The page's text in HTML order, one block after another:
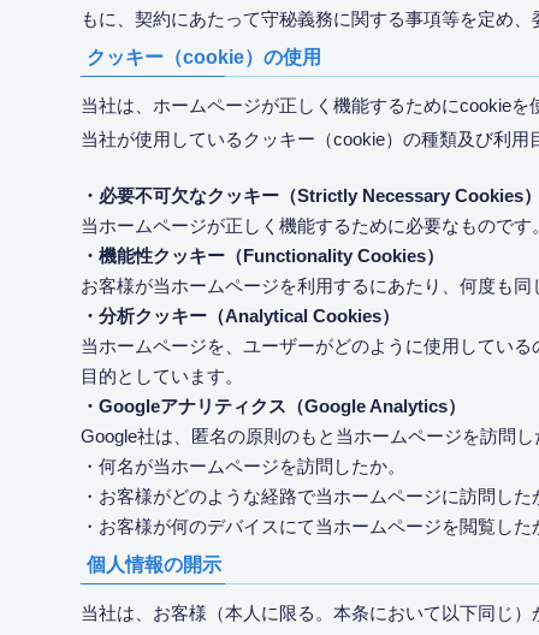
もに、契約にあたって守秘義務に関する事項等を定め
クッキー（cookie）の使用
当社は、ホームページが正しく機能するためにcookie
当社が使用しているクッキー（cookie）の種類及び利用
・必要不可欠なクッキー（Strictly Necessary Cookies
当ホームページが正しく機能するために必要なもので
・機能性クッキー（Functionality Cookies）
お客様が当ホームページを利用するにあたり、何度も
・分析クッキー（Analytical Cookies）
当ホームページを、ユーザーがどのように使用してい
目的としています。
・Googleアナリティクス（Google Analytics）
Google社は、匿名の原則のもと当ホームページを訪問
・何名が当ホームページを訪問したか。
・お客様がどのような経路で当ホームページに訪問した
・お客様が何のデバイスにて当ホームページを閲覧した
個人情報の開示
当社は、お客様（本人に限る。本条において以下同じ